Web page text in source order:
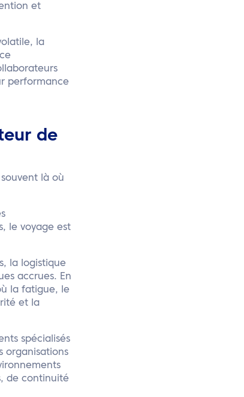
et
la
performance
de
là où
le voyage est
la logistique
accrues. En
la fatigue, le
et la
spécialisés
organisations
de continuité